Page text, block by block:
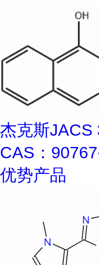
杰克斯JACS
CAS：
优势产品